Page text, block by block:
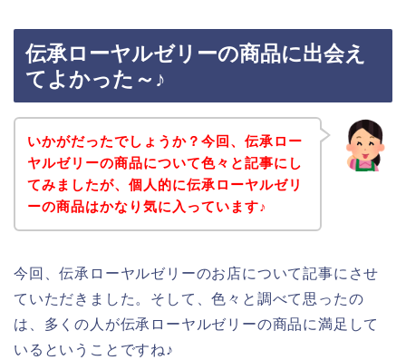
伝承ローヤルゼリーの商品に出会え
てよかった～♪
いかがだったでしょうか？今回、伝承ロー
ヤルゼリーの商品について色々と記事にし
てみましたが、個人的に伝承ローヤルゼリ
ーの商品はかなり気に入っています♪
今回、伝承ローヤルゼリーのお店について記事にさせ
ていただきました。そして、色々と調べて思ったの
は、多くの人が伝承ローヤルゼリーの商品に満足して
いるということですね♪